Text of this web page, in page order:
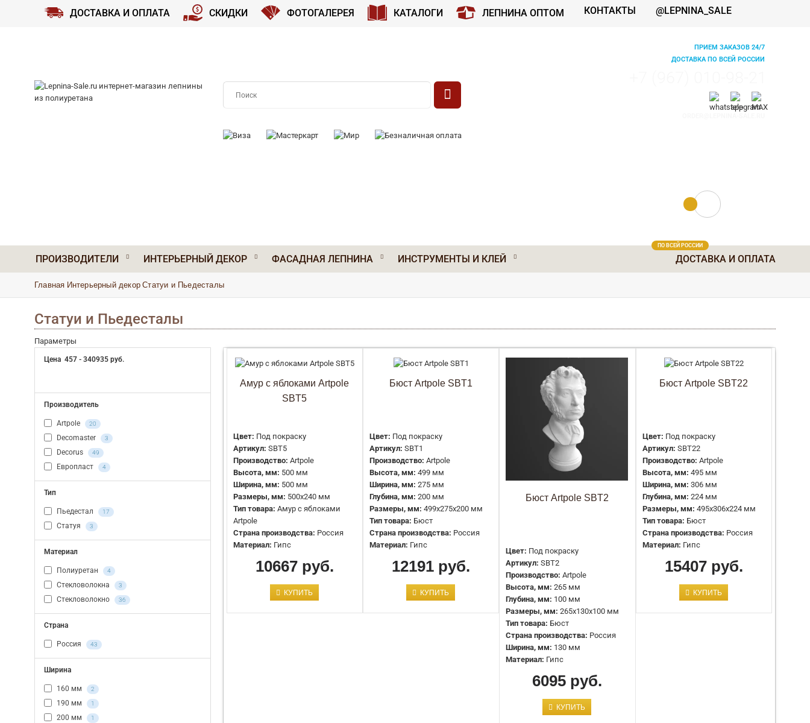
ДОСТАВКА И ОПЛАТА СКИДКИ ФОТОГАЛЕРЕЯ КАТАЛОГИ ЛЕПНИНА ОПТОМ КОНТАКТЫ @LEPNINA_SALE
ПРИЕМ ЗАКАЗОВ 24/7
ДОСТАВКА ПО ВСЕЙ РОССИИ
ДОСТАВКА И ОПЛАТА
ПО ВСЕЙ РОССИИ
ПРОИЗВОДИТЕЛИ ИНТЕРЬЕРНЫЙ ДЕКОР ФАСАДНАЯ ЛЕПНИНА ИНСТРУМЕНТЫ И КЛЕЙ
Главная Интерьерный декор Статуи и Пьедесталы
Статуи и Пьедесталы
Параметры
Цена 457 - 340935 руб.
Производитель
Artpole 20
Decomaster 3
Decorus 49
Европласт 4
Тип
Пьедестал 17
Статуя 3
Материал
Полиуретан 4
Стекловолокна 3
Стекловолокно 36
Страна
Россия 43
Ширина
160 мм 2
190 мм 1
200 мм 1
Амур с яблоками Artpole SBT5
10667 руб.
Артикул:
Производство:
Высота, мм:
Ширина, мм:
Размеры, мм:
Тип товара:
Амур с яблоками Artpole
Страна производства: Россия
Материал:
Бюст Artpole SBT1
12191 руб.
Под покраску
Artpole
499 мм
Размеры, мм:
Материал:
Гипс
Производство:
Глубина, мм:
Амур с яблоками Artpole
SBT5
Цвет: Под покраску
Артикул: SBT5
Производство: Artpole
Высота, мм: 500 мм
Ширина, мм: 500 мм
Размеры, мм: 500x240 мм
Тип товара: Амур с яблоками
Artpole
Страна производства: Россия
Материал: Гипс
10667 руб.
КУПИТЬ
Бюст Artpole SBT1
Цвет: Под покраску
Артикул: SBT1
Производство: Artpole
Высота, мм: 499 мм
Ширина, мм: 275 мм
Глубина, мм: 200 мм
Размеры, мм: 499x275x200 мм
Тип товара: Бюст
Страна производства: Россия
Материал: Гипс
12191 руб.
КУПИТЬ
Бюст Artpole SBT2
Цвет: Под покраску
Артикул: SBT2
Производство: Artpole
Высота, мм: 265 мм
Глубина, мм: 100 мм
Размеры, мм: 265x130x100 мм
Тип товара: Бюст
Страна производства: Россия
Ширина, мм: 130 мм
Материал: Гипс
6095 руб.
КУПИТЬ
Бюст Artpole SBT22
Цвет: Под покраску
Артикул: SBT22
Производство: Artpole
Высота, мм: 495 мм
Ширина, мм: 306 мм
Глубина, мм: 224 мм
Размеры, мм: 495x306x224 мм
Тип товара: Бюст
Страна производства: Россия
Материал: Гипс
15407 руб.
КУПИТЬ